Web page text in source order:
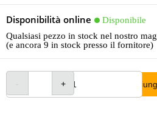
Disponibilità online
Disponibile
Qualsiasi pezzo in stock nel nostro
(e ancora 9 in stock presso il fornitore)